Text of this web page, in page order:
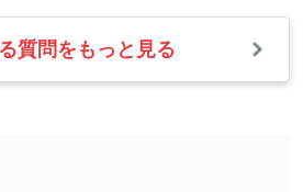
ーションや濃淡を表現した
いた印刷色が本体色に合わ
りに影響しそうな場合は、ス
が損傷・故障している場合
商品が届いた場合
た場合
良品基準について
ッフよりメールにてご連絡
電話でのご質問も受け付けて
営業時間10:00～
質問をもっと見る